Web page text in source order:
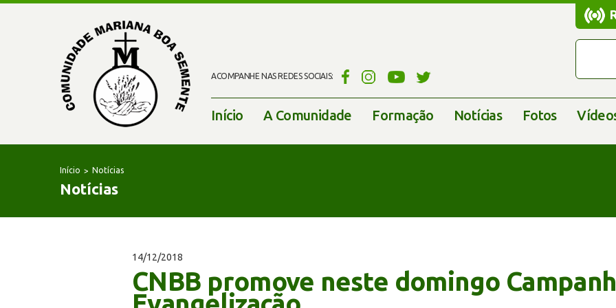
ACOMPANHE NAS REDES SOCIAIS:
Início A Comunidade Formação Notícias Fotos
Início Notícias
Notícias
14/12/2018
CNBB promove neste domingo